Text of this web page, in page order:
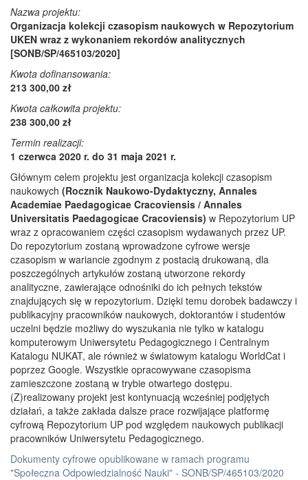
Nazwa projektu:
Organizacja kolekcji czasopism naukowych w Repozytorium
UKEN wraz z wykonaniem rekordów analitycznych
[SONB/SP/465103/2020]
Kwota dofinansowania:
213 300,00 zł
Kwota całkowita projektu:
238 300,00 zł
Termin realizacji:
1 czerwca 2020 r. do 31 maja 2021 r.
Głównym celem projektu jest organizacja kolekcji czasopism
naukowych (Rocznik Naukowo-Dydaktyczny, Annales
Academiae Paedagogicae Cracoviensis / Annales
Universitatis Paedagogicae Cracoviensis) w Repozytorium UP
wraz z opracowaniem części czasopism wydawanych przez UP.
Do repozytorium zostaną wprowadzone cyfrowe wersje
czasopism w wariancie zgodnym z postacią drukowaną, dla
poszczególnych artykułów zostaną utworzone rekordy
analityczne, zawierające odnośniki do ich pełnych tekstów
znajdujących się w repozytorium. Dzięki temu dorobek badawczy i
publikacyjny pracowników naukowych, doktorantów i studentów
uczelni będzie możliwy do wyszukania nie tylko w katalogu
komputerowym Uniwersytetu Pedagogicznego i Centralnym
Katalogu NUKAT, ale również w światowym katalogu WorldCat i
poprzez Google. Wszystkie opracowywane czasopisma
zamieszczone zostaną w trybie otwartego dostępu.
(Z)realizowany projekt jest kontynuacją wcześniej podjętych
działań, a także zakłada dalsze prace rozwijające platformę
cyfrową Repozytorium UP pod względem naukowych publikacji
pracowników Uniwersytetu Pedagogicznego.
Dokumenty cyfrowe opublikowane w ramach programu
"Społeczna Odpowiedzialność Nauki" - SONB/SP/465103/2020